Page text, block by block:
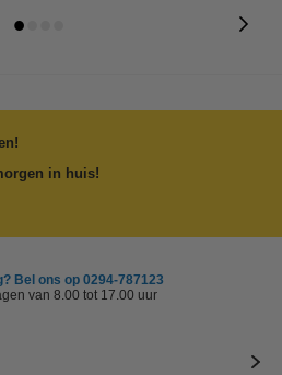
in huis!
Bel ons op 0294-787123
van 8.00 tot 17.00 uur